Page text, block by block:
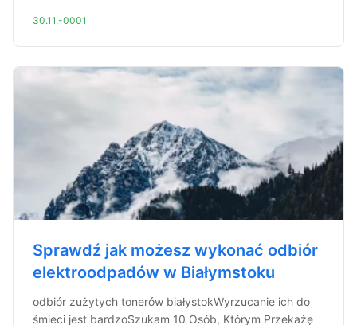
30.11.-0001
Sprawdź jak możesz wykonać odbiór
elektroodpadów w Białymstoku
odbiór zużytych tonerów białystokWyrzucanie ich do
śmieci jest bardzoSzukam 10 Osób, Którym Przekażę